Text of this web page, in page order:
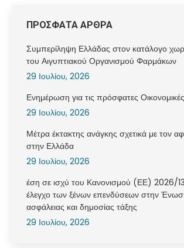
ΠΡΟΣΦΑΤΑ ΑΡΘΡΑ
Συμπερίληψη Ελλάδας στον κατάλογο
του Αιγυπτιακού Οργανισμού Φαρμάκων
29 Ιουλίου, 2026
Ενημέρωση για τις πρόσφατες
29 Ιουλίου, 2026
Μέτρα έκτακτης ανάγκης σχετικά με τον
στην Ελλάδα
29 Ιουλίου, 2026
έση σε ισχύ του Κανονισμού (ΕΕ) 2026/
έλεγχο των ξένων επενδύσεων στην
ασφάλειας και δημοσίας τάξης
29 Ιουλίου, 2026